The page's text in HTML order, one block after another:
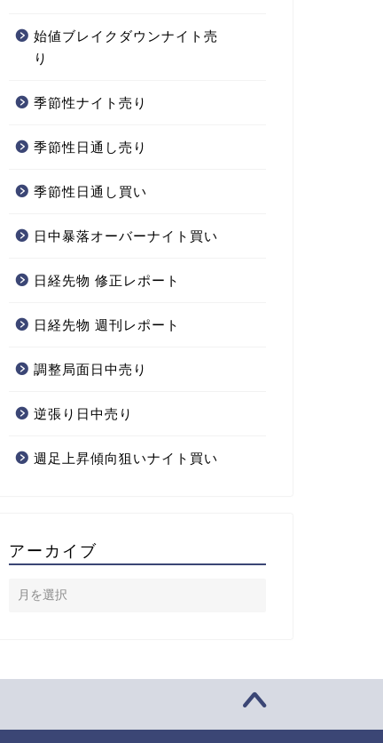
始値ブレイクダウンナイト売
り
季節性ナイト売り
季節性日通し売り
季節性日通し買い
日中暴落オーバーナイト買い
日経先物 修正レポート
日経先物 週刊レポート
調整局面日中売り
逆張り日中売り
週足上昇傾向狙いナイト買い
アーカイブ